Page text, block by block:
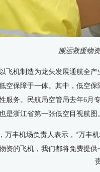
搬运救援物资
飞机制造为龙头发展通航全
空保障于一体。其中，低空
服务。民航局空管局去年6月
是浙江省第一张低空目视航图
万丰机场负责人表示，“万丰
资的飞机，我们都将免费提供